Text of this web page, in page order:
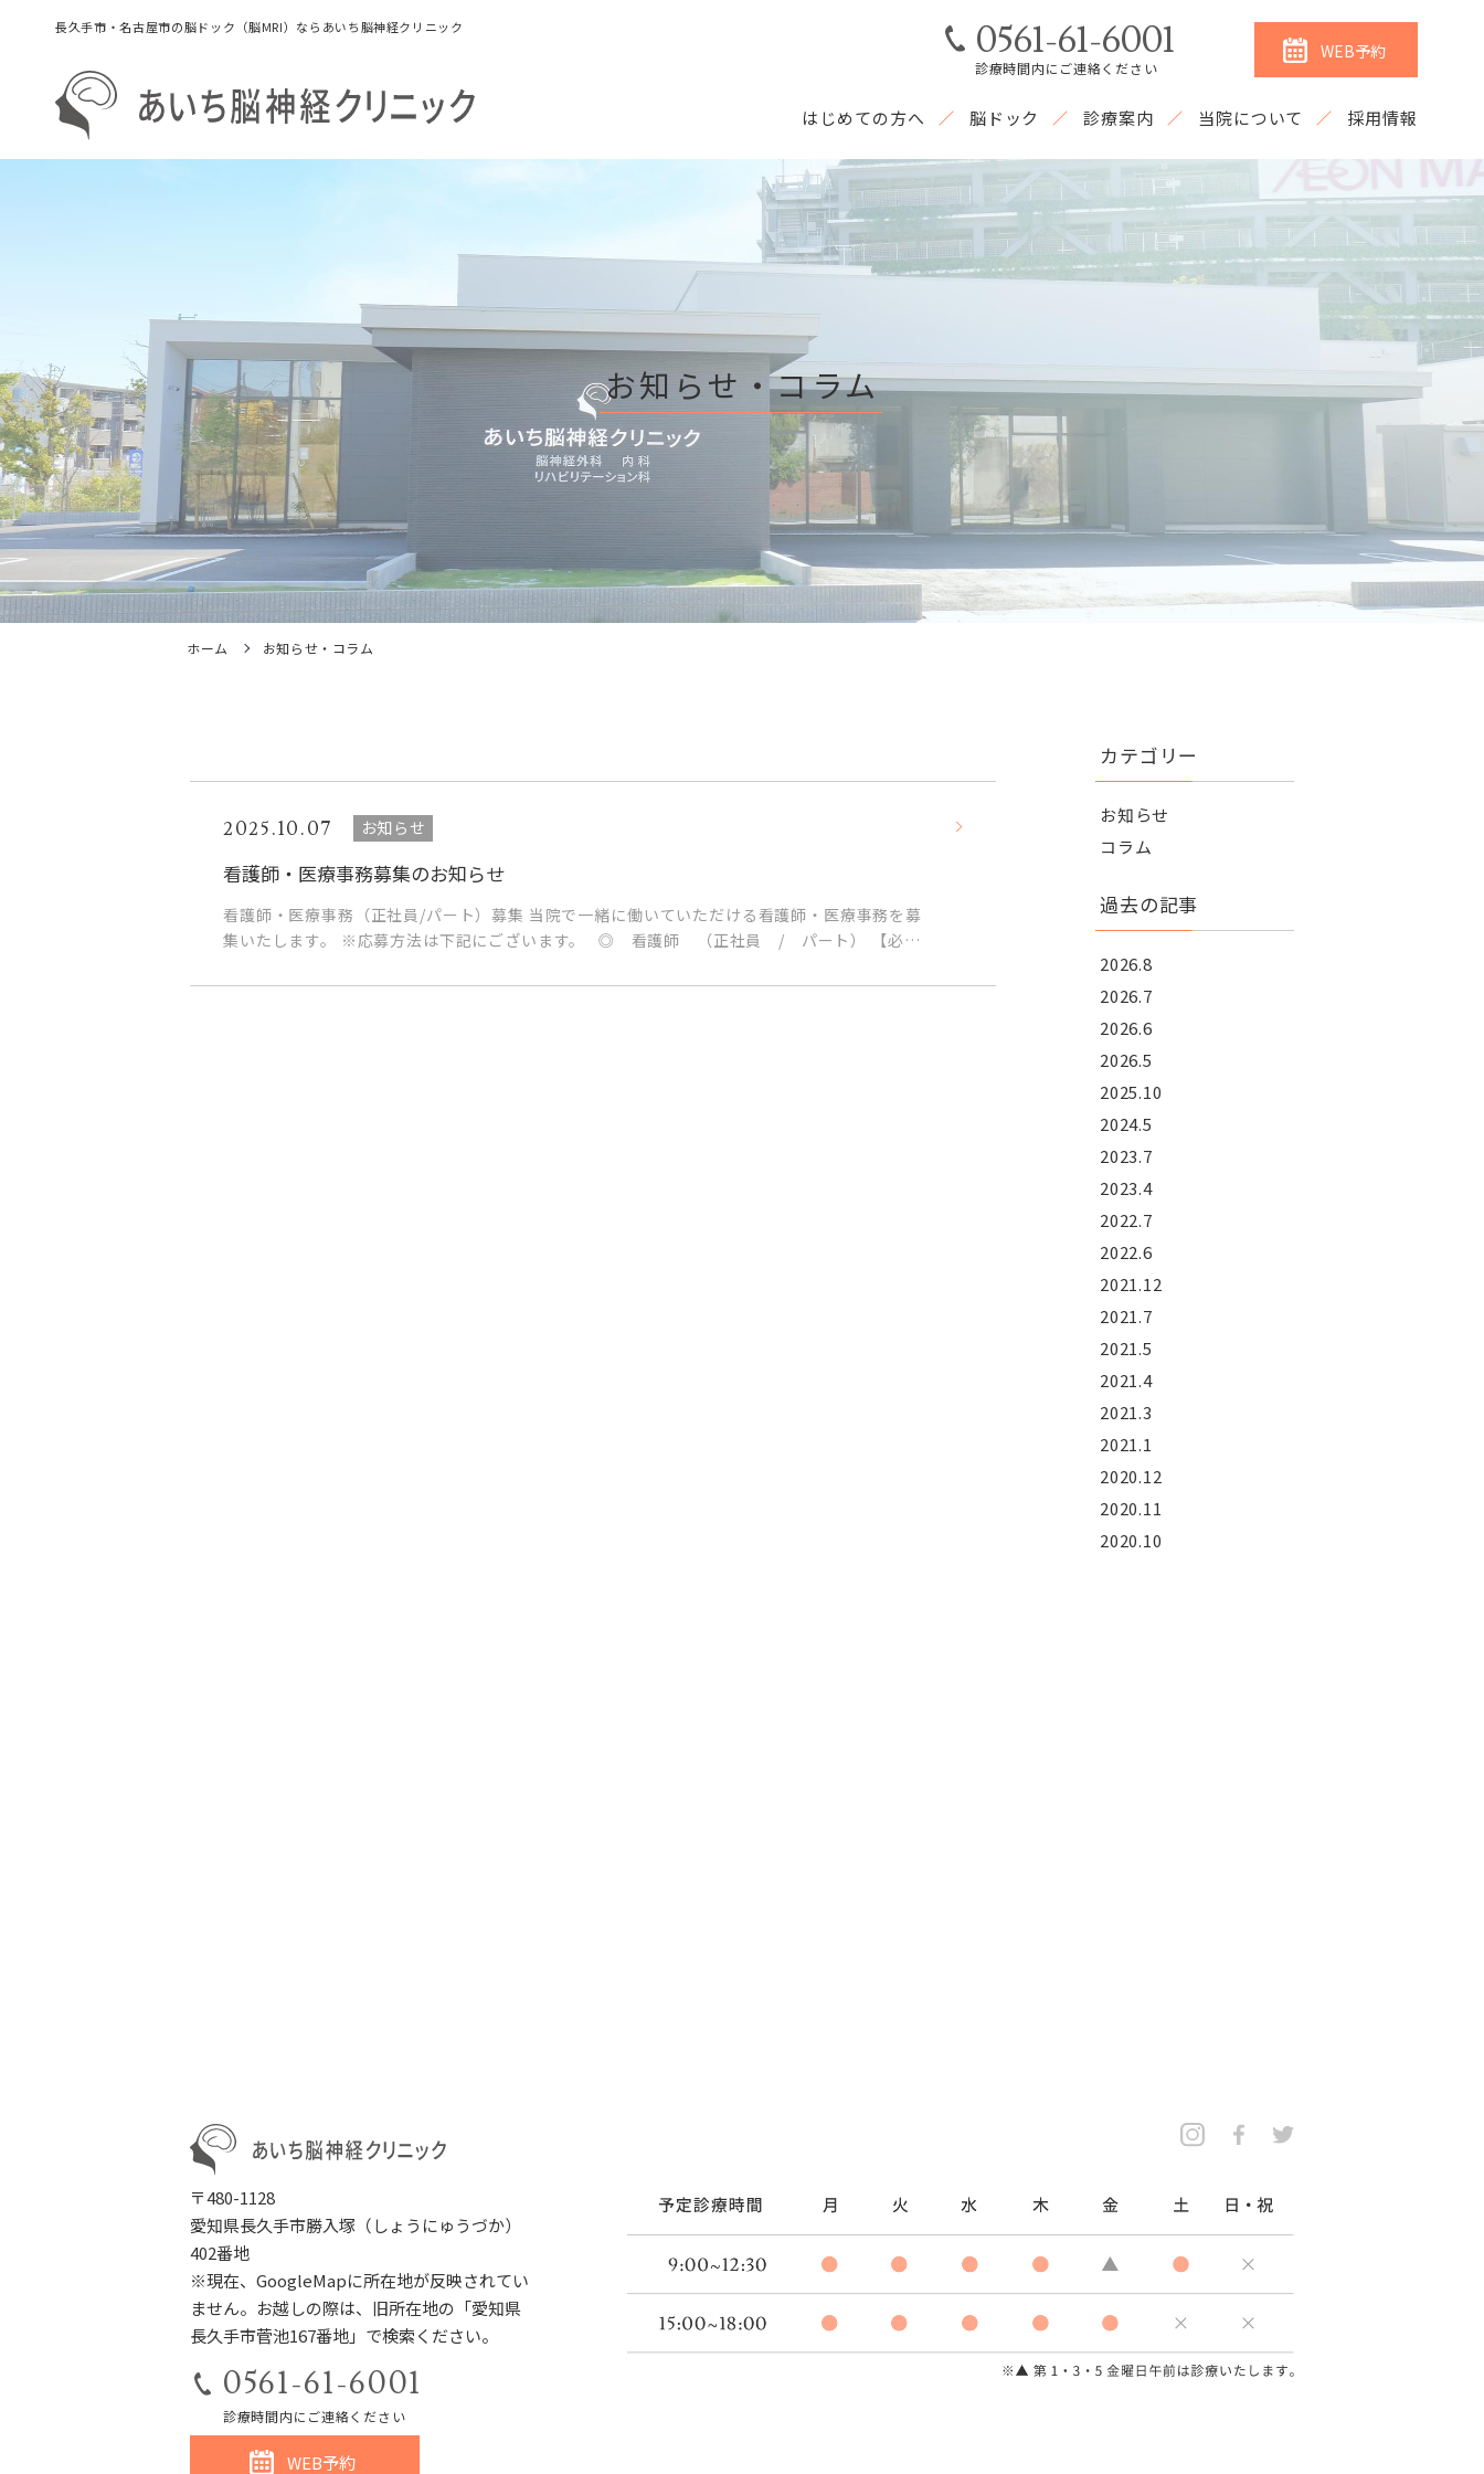
長久手市・名古屋市の脳ドック（脳MRI）ならあいち脳神経クリニック
はじめての方へ 脳ドック 診療案内 当院について 採用情報
0561-61-6001
診療時間内にご連絡ください
WEB予約
お知らせ・コラム
ホーム お知らせ・コラム
2025.10.07 お知らせ
看護師・医療事務募集のお知らせ
看護師・医療事務（正社員/パート）募集 当院で一緒に働いていただける看護師・医療事務を募
集いたします。 ※応募方法は下記にございます。 ◎ 看護師 （正社員 / パート） 【必 …
カテゴリー
お知らせ
コラム
過去の記事
2026.8
2026.7
2026.6
2026.5
2025.10
2024.5
2023.7
2023.4
2022.7
2022.6
2021.12
2021.7
2021.5
2021.4
2021.3
2021.1
2020.12
2020.11
2020.10
〒480-1128
愛知県長久手市勝入塚（しょうにゅうづか）
402番地
※現在、GoogleMapに所在地が反映されてい
ません。お越しの際は、旧所在地の「愛知県
長久手市菅池167番地」で検索ください。
0561-61-6001
診療時間内にご連絡ください
WEB予約